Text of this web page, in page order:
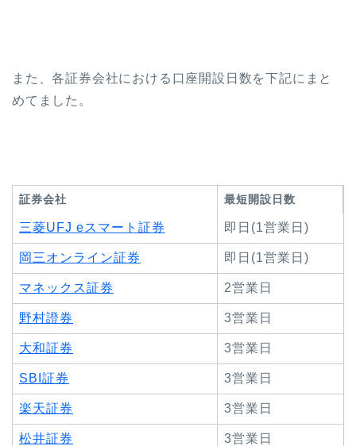
また、各証券会社における口座開設日数を下記にまと
めてました。
証券会社 最短開設日数
三菱UFJ eスマート証券 即日(1営業日)
岡三オンライン証券 即日(1営業日)
マネックス証券 2営業日
野村證券 3営業日
大和証券 3営業日
SBI証券 3営業日
楽天証券 3営業日
松井証券 3営業日